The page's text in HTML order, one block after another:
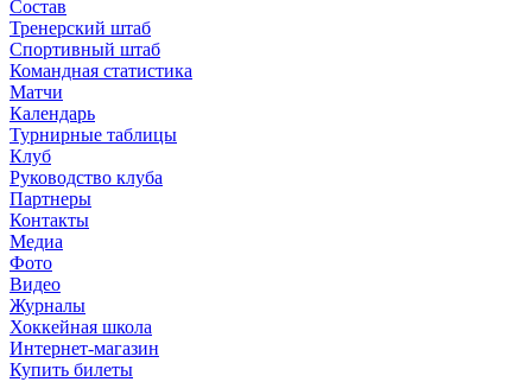
Состав
Тренерский штаб
Спортивный штаб
Командная статистика
Матчи
Календарь
Турнирные таблицы
Клуб
Руководство клуба
Партнеры
Контакты
Медиа
Фото
Видео
Журналы
Хоккейная школа
Интернет-магазин
Купить билеты